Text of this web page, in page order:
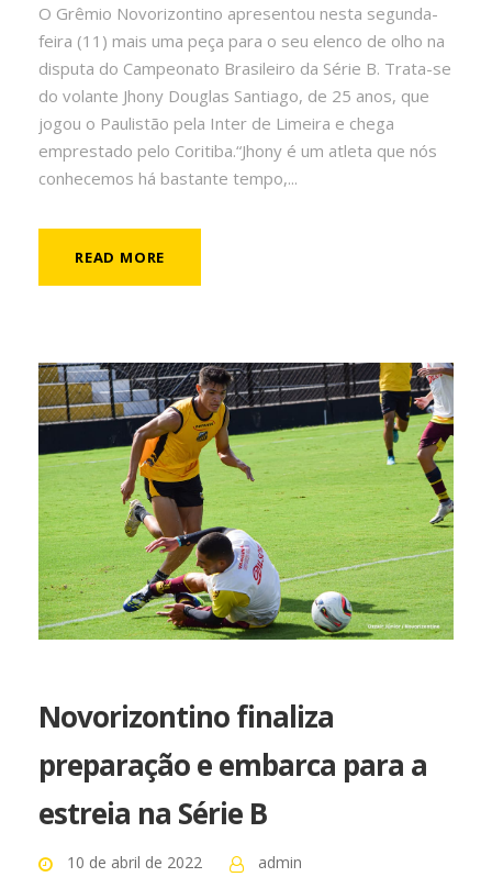
O Grêmio Novorizontino apresentou nesta segunda-
feira (11) mais uma peça para o seu elenco de olho na
disputa do Campeonato Brasileiro da Série B. Trata-se
do volante Jhony Douglas Santiago, de 25 anos, que
jogou o Paulistão pela Inter de Limeira e chega
emprestado pelo Coritiba.“Jhony é um atleta que nós
conhecemos há bastante tempo,...
READ MORE
Novorizontino finaliza
preparação e embarca para a
estreia na Série B
10 de abril de 2022
admin